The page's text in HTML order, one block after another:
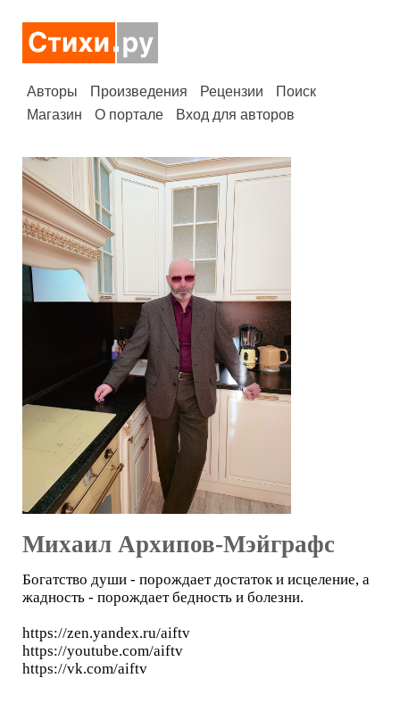
Авторы Произведения Рецензии
Поиск
Магазин
О портале Вход для авторов
Михаил Архипов-Мэйграфс
Богатство души - порождает достаток и исцеление, а
жадность - порождает бедность и болезни.
https://zen.yandex.ru/aiftv
https://youtube.com/aiftv
https://vk.com/aiftv